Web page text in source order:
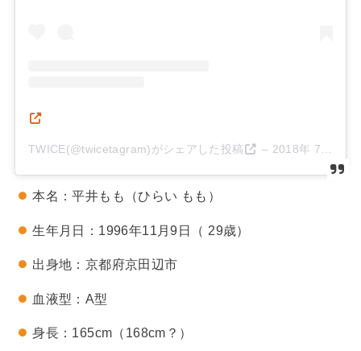
TWICE(@twicetagram)がシェアした投稿 – 2018年 7月月10日午後10時33分PDT
本名：平井もも（ひらい もも）
生年月日：1996年11月9日（ 29歳）
出身地：京都府京田辺市
血液型：A型
身長：165cm（168cm？）